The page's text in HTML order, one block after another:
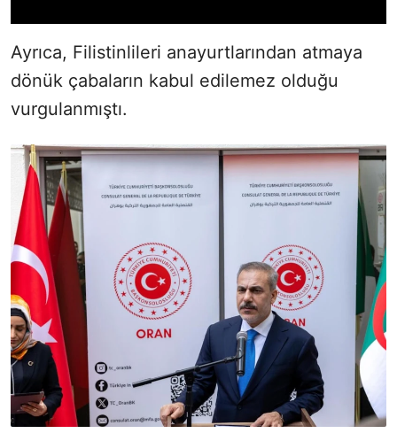
Ayrıca, Filistinlileri anayurtlarından atmaya
dönük çabaların kabul edilemez olduğu
vurgulanmıştı.